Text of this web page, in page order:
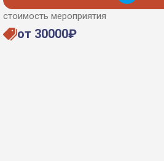
стоимость мероприятия
от 30000₽